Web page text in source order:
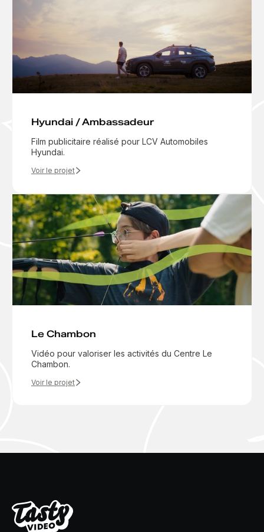
Hyundai / Ambassadeur
Film publicitaire réalisé pour LCV Automobiles
Hyundai.
Voir le projet
Le Chambon
Vidéo pour valoriser les activités du Centre Le
Chambon.
Voir le projet